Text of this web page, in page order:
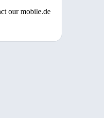
our mobile.de